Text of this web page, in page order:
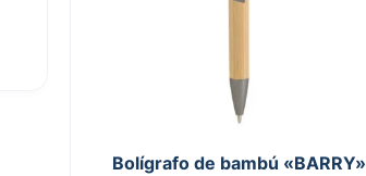
Bolígrafo de bambú «BARRY»